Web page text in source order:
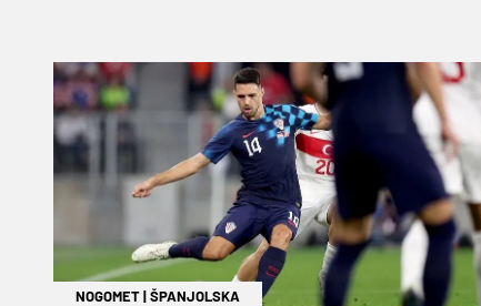
NOGOMET|ŠPANJOLSKA